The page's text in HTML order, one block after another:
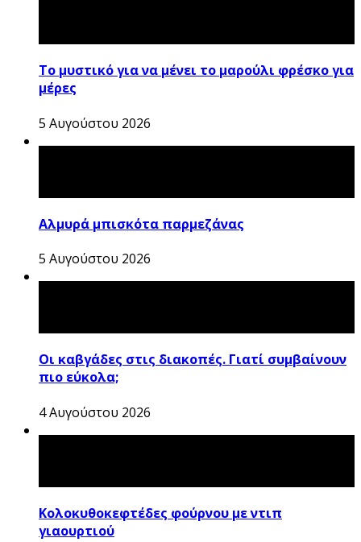
Το μυστικό για να μένει το μαρούλι φρέσκο για
μέρες
5 Αυγούστου 2026
Αλμυρά μπισκότα παρμεζάνας
5 Αυγούστου 2026
Οι καβγάδες στις διακοπές. Γιατί συμβαίνουν
πιο εύκολα;
4 Αυγούστου 2026
Κολοκυθοκεφτέδες φούρνου με ντιπ
γιαουρτιού